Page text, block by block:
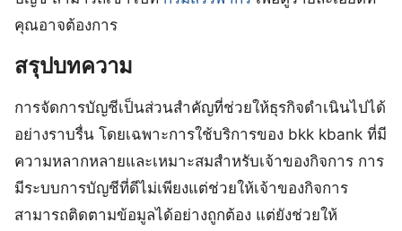
คุณอาจต้องการ
สรุปบทความ
การจัดการบัญชีเป็นส่วนสำคัญที่ช่วยให้ธุรกิจดำเนินไปได้
อย่างราบรื่น โดยเฉพาะการใช้บริการของ bkk kbank ที่มี
ความหลากหลายและเหมาะสมสำหรับเจ้าของกิจการ การ
มีระบบการบัญชีที่ดีไม่เพียงแต่ช่วยให้เจ้าของกิจการ
สามารถติดตามข้อมูลได้อย่างถูกต้อง แต่ยังช่วยให้